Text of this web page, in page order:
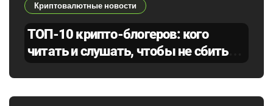
Криптовалютные новости
ТОП-10 крипто-блогеров: кого
читать и слушать, чтобы не сбиться